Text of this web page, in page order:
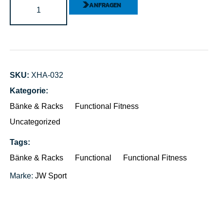
ANFRAGEN
SKU: XHA-032
Kategorie:
Bänke & Racks
Functional Fitness
Uncategorized
Tags:
Bänke & Racks
Functional Functional Fitness
Marke: JW Sport